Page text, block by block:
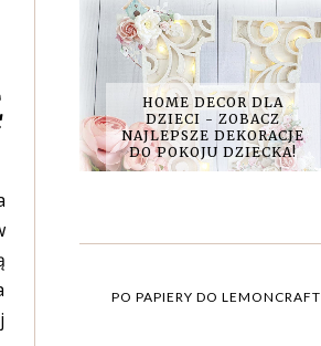
HOME DECOR DLA
DZIECI - ZOBACZ
NAJLEPSZE DEKORACJE
DO POKOJU DZIECKA!
PO PAPIERY DO LEMONCRAFT